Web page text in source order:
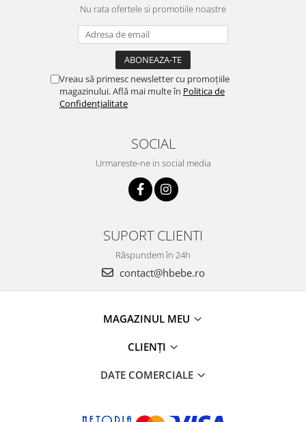
Nu rata ofertele si promotiile noastre
Vreau să primesc newsletter cu promoțiile
magazinului. Află mai multe în Politica de
Confidențialitate
SOCIAL
Urmareste-ne in social media
SUPORT CLIENTI
Răspundem în 24h
contact@hbebe.ro
MAGAZINUL MEU
CLIENȚI
DATE COMERCIALE